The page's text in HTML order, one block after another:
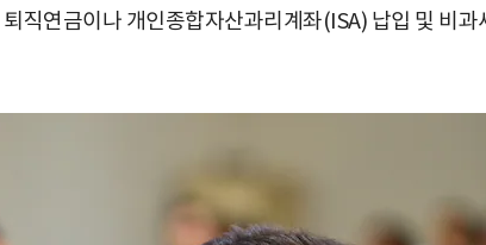
직연금이나 개인종합자산과리계좌(ISA) 납입 및 비과